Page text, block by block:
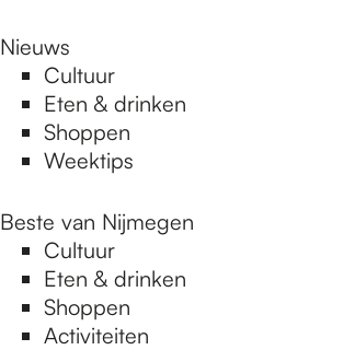
Nieuws
Cultuur
Eten & drinken
Shoppen
Weektips
Beste van Nijmegen
Cultuur
Eten & drinken
Shoppen
Activiteiten